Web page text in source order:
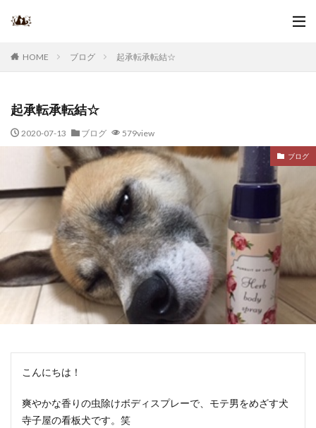
HOME ブログ 起承転承転結☆
起承転承転結☆
2020-07-13 ブログ 579view
ブログ
こんにちは！
爽やかな香りの虫除けボディスプレーで、モテ男をめざす犬
寺子屋の看板犬です。笑